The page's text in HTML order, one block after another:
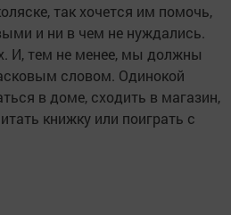
так хочется им помочь,
и ни в чем не нуждались.
И, тем не менее, мы должны
словом. Одинокой
в доме, сходить в магазин,
книжку или поиграть с